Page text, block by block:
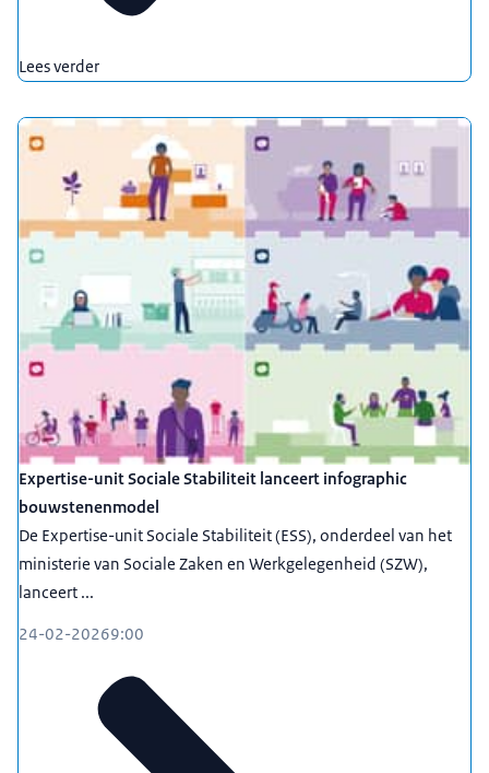
Lees verder
Expertise-unit Sociale Stabiliteit lanceert infographic
bouwstenenmodel
De Expertise-unit Sociale Stabiliteit (ESS), onderdeel van het
ministerie van Sociale Zaken en Werkgelegenheid (SZW),
lanceert ...
24-02-20269:00